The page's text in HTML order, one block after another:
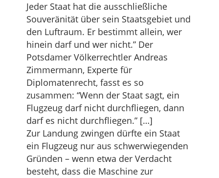
Jeder Staat hat die ausschließliche
Souveränität über sein Staatsgebiet und
den Luftraum. Er bestimmt allein, wer
hinein darf und wer nicht.” Der
Potsdamer Völkerrechtler Andreas
Zimmermann, Experte für
Diplomatenrecht, fasst es so
zusammen: “Wenn der Staat sagt, ein
Flugzeug darf nicht durchfliegen, dann
darf es nicht durchfliegen.” […]
Zur Landung zwingen dürfte ein Staat
ein Flugzeug nur aus schwerwiegenden
Gründen – wenn etwa der Verdacht
besteht, dass die Maschine zur